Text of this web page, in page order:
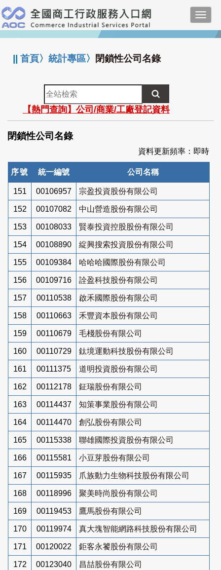
跳
到
主
要
:::
||首頁〉統計專區〉 閉鎖性公司名錄
全
站
檢
索
【熱門查詢】公司/商業/工廠登記資料
閉鎖性公司名錄
資料更新頻率：即時
序號 統一編號 公司名稱
151 00106957 宗盈投資股份有限公司
152 00107082 中山營造股份有限公司
153 00108033 賢泰投資控股股份有限公司
154 00108890 綻興搜索投資股份有限公司
155 00109384 哈哈哈國際股份有限公司
156 00109716 詮盈科技股份有限公司
157 00110538 啟禾國際股份有限公司
158 00110663 禾豐資本股份有限公司
159 00110679 毛棧股份有限公司
160 00110729 鈦境運動科技股份有限公司
161 00111375 道明投資股份有限公司
162 00112178 鉦瑞股份有限公司
163 00114437 知策事業股份有限公司
164 00114470 創弘股份有限公司
165 00115338 聯雄國際投資股份有限公司
166 00115581 小豆芽股份有限公司
167 00115935 爪族動力生物科技股份有限公司
168 00118996 聚美時尚股份有限公司
169 00119453 鷹馬股份有限公司
170 00119974 真大塊智能網路科技股份有限公司
171 00120022 鉅客永饕股份有限公司
172 00123040 昌喆股份有限公司